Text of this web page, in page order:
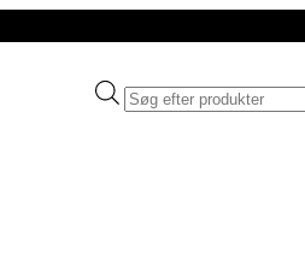
Products
search